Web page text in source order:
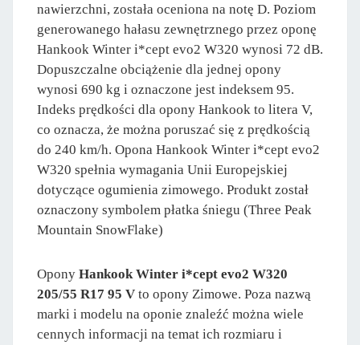
nawierzchni, została oceniona na notę D. Poziom
generowanego hałasu zewnętrznego przez oponę
Hankook Winter i*cept evo2 W320 wynosi 72 dB.
Dopuszczalne obciążenie dla jednej opony
wynosi 690 kg i oznaczone jest indeksem 95.
Indeks prędkości dla opony Hankook to litera V,
co oznacza, że można poruszać się z prędkością
do 240 km/h. Opona Hankook Winter i*cept evo2
W320 spełnia wymagania Unii Europejskiej
dotyczące ogumienia zimowego. Produkt został
oznaczony symbolem płatka śniegu (Three Peak
Mountain SnowFlake)
Opony Hankook Winter i*cept evo2 W320
205/55 R17 95 V to opony Zimowe. Poza nazwą
marki i modelu na oponie znaleźć można wiele
cennych informacji na temat ich rozmiaru i